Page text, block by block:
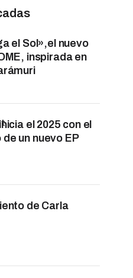
el Sol»,el nuevo
inspirada en
el 2025 con el
un nuevo EP
de Carla